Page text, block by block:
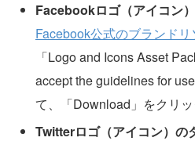
Facebookロゴ（アイコン
Facebook公式のブランドリ
「Logo and Icons Asset
accept the guidelines for
て、「Download」をクリッ
Twitterロゴ（アイコン）の